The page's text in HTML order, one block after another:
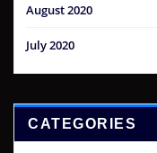
August 2020
July 2020
CATEGORIES